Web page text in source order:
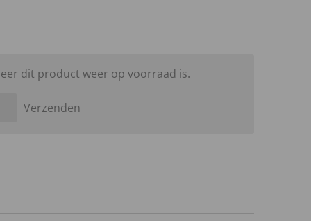
dit product weer op voorraad is.
Verzenden